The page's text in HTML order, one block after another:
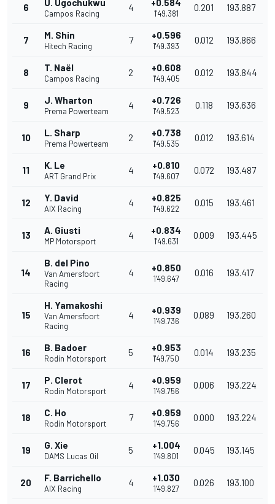
6 U. Ugochukwu
Campos Racing
4 +0.584
1'49.381
0.201 193.887
7 M. Shin
Hitech Racing
7 +0.596
1'49.393
0.012 193.866
8 T. Naël
Campos Racing
2 +0.608
1'49.405
0.012 193.844
9 J. Wharton
Prema Powerteam
4 +0.726
1'49.523
0.118 193.636
10 L. Sharp
Prema Powerteam
2 +0.738
1'49.535
0.012 193.614
11 K. Le
ART Grand Prix
4 +0.810
1'49.607
0.072 193.487
12 Y. David
AIX Racing
4 +0.825
1'49.622
0.015 193.461
13 A. Giusti
MP Motorsport
4 +0.834
1'49.631
0.009 193.445
14
B. del Pino
Van Amersfoort
Racing
4 +0.850
1'49.647
0.016 193.417
15
H. Yamakoshi
Van Amersfoort
Racing
4 +0.939
1'49.736
0.089 193.260
16 B. Badoer
Rodin Motorsport
5 +0.953
1'49.750
0.014 193.235
17 P. Clerot
Rodin Motorsport
4 +0.959
1'49.756
0.006 193.224
18 C. Ho
Rodin Motorsport
7 +0.959
1'49.756
0.000 193.224
19 G. Xie
DAMS Lucas Oil
5 +1.004
1'49.801
0.045 193.145
20 F. Barrichello
AIX Racing
4 +1.030
1'49.827
0.026 193.100